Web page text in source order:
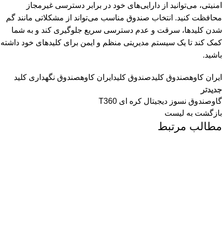
امنیتی، می‌توانید از دارایی‌های خود در برابر دسترسی غیرمجاز
محافظت کنید. انتخاب صندوق مناسب می‌تواند از مشکلاتی مانند گم
شدن کلیدها، سرقت و عدم دسترسی سریع جلوگیری کند و به شما
کمک کند تا یک سیستم مدیریتی منظم و ایمن برای کلیدهای خود داشته
باشید.
ایران کاوهصندوق کلیدصندوق کلیدایران کاوهصندوق نگهداری کلید
جدیدتر
گاوصندوق نسوز دیجیتال کره ای T360
بازگشت به لیست
مطالب مرتبط